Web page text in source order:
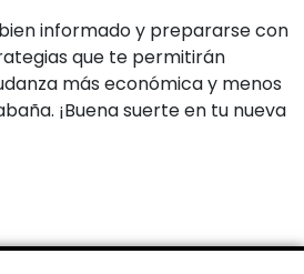
informado y prepararse con
que te permitirán
más económica y menos
¡Buena suerte en tu nueva